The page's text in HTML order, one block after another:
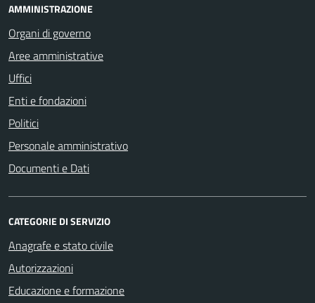
AMMINISTRAZIONE
Organi di governo
Aree amministrative
Uffici
Enti e fondazioni
Politici
Personale amministrativo
Documenti e Dati
CATEGORIE DI SERVIZIO
Anagrafe e stato civile
Autorizzazioni
Educazione e formazione